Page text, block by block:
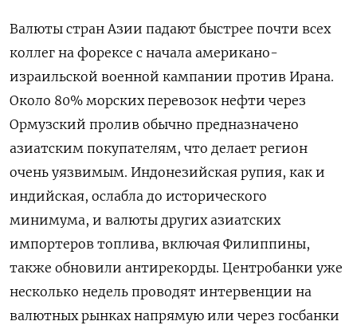
Валюты стран Азии падают быстрее почти всех
коллег на форексе с начала американо-
израильской военной кампании против Ирана.
Около 80% морских перевозок нефти через
Ормузский ‌пролив обычно предназначено
азиатским покупателям, что делает регион
очень уязвимым. Индонезийская рупия, как и
индийская, ослабла до исторического
минимума, и валюты других азиатских
импортеров топлива, включая Филиппины,
также обновили антирекорды. Центробанки уже
несколько недель проводят интервенции на
валютных рынках напрямую или через госбанки